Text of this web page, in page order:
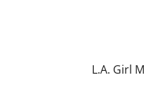
L.A. Girl